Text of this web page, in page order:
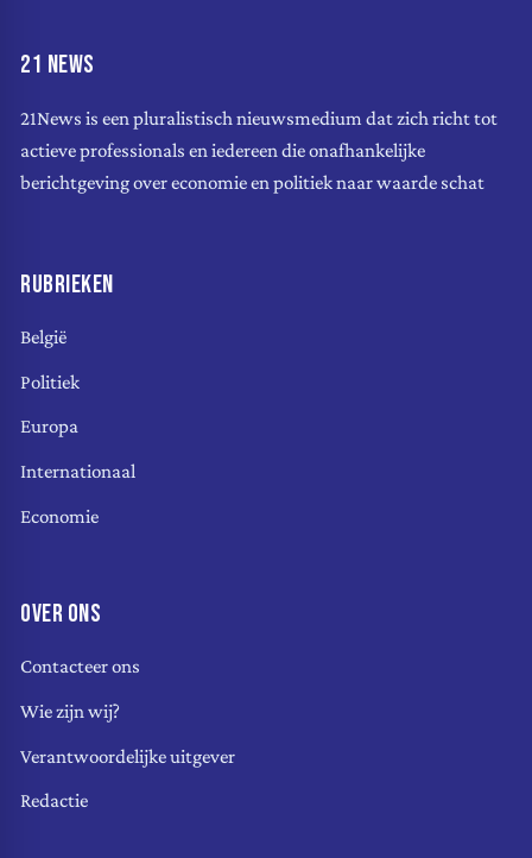
21 NEWS
21News is een pluralistisch nieuwsmedium dat zich richt tot
actieve professionals en iedereen die onafhankelijke
berichtgeving over economie en politiek naar waarde schat
RUBRIEKEN
België
Politiek
Europa
Internationaal
Economie
OVER ONS
Contacteer ons
Wie zijn wij?
Verantwoordelijke uitgever
Redactie